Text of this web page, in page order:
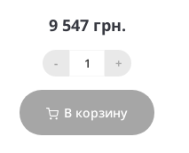
9 547 грн.
- +
В корзину